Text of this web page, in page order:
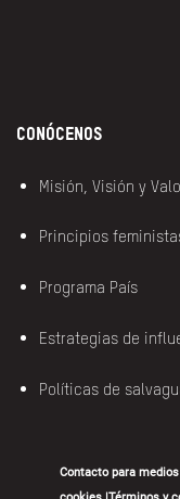
Conócenos
Misión, Visión y
Principios
Programa País
Estrategias de
Políticas de
Contacto para medios